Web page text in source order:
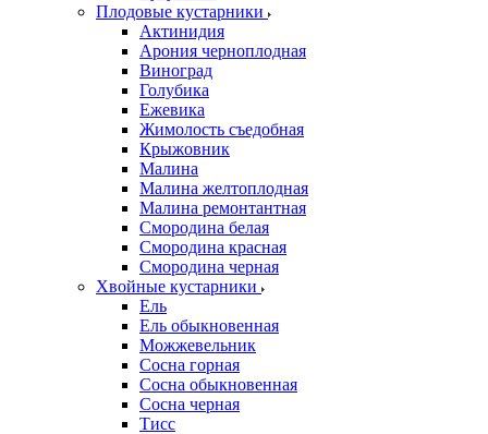
Плодовые кустарники
Актинидия
Арония черноплодная
Виноград
Голубика
Ежевика
Жимолость съедобная
Крыжовник
Малина
Малина желтоплодная
Малина ремонтантная
Смородина белая
Смородина красная
Смородина черная
Хвойные кустарники
Ель
Ель обыкновенная
Можжевельник
Сосна горная
Сосна обыкновенная
Сосна черная
Тисс